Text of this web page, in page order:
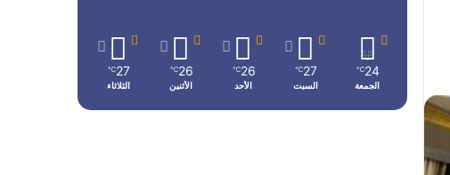
24
℃
الجمعة
27
℃
السبت
26
℃
الأحد
26
℃
الأثنين
27
℃
الثلاثاء